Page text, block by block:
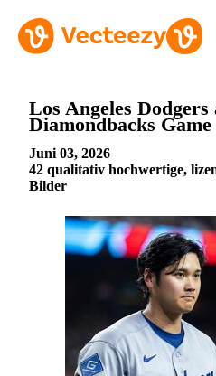
Los Angeles
Diamondbacks
Juni 03, 2026
42 qualitativ hochwertige,
Bilder